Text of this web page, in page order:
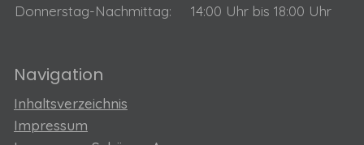
Donnerstag-Nachmittag:
14:00 Uhr bis 18:00 Uhr
Navigation
Inhaltsverzeichnis
Impressum